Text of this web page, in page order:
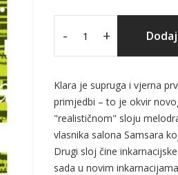
- +
Klara je supruga i vjerna
primjedbi – to je okvir
"realističnom" sloju
vlasnika salona Samsara
Drugi sloj čine
sada u novim